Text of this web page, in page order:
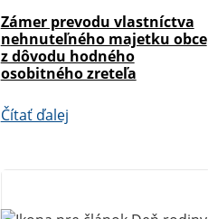
Zámer prevodu vlastníctva
nehnuteľného majetku obce
z dôvodu hodného
osobitného zreteľa
Čítať ďalej